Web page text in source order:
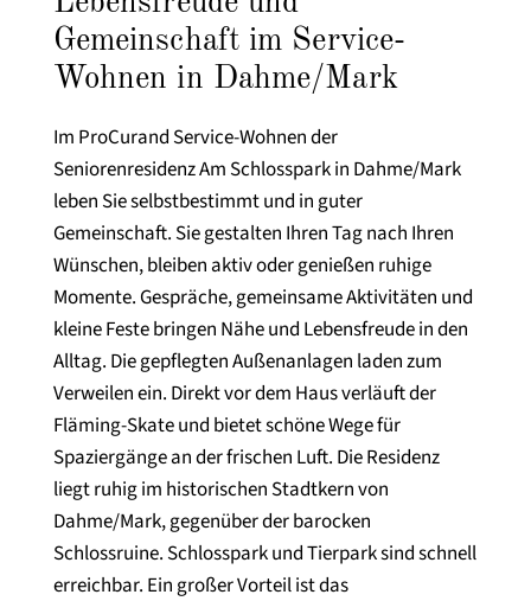
Gemeinschaft im Service-
Wohnen in Dahme/Mark
Im ProCurand Service-Wohnen der
Seniorenresidenz Am Schlosspark in Dahme/Mark
leben Sie selbstbestimmt und in guter
Gemeinschaft. Sie gestalten Ihren Tag nach Ihren
Wünschen, bleiben aktiv oder genießen ruhige
Momente. Gespräche, gemeinsame Aktivitäten und
kleine Feste bringen Nähe und Lebensfreude in den
Alltag. Die gepflegten Außenanlagen laden zum
Verweilen ein. Direkt vor dem Haus verläuft der
Fläming-Skate und bietet schöne Wege für
Spaziergänge an der frischen Luft. Die Residenz
liegt ruhig im historischen Stadtkern von
Dahme/Mark, gegenüber der barocken
Schlossruine. Schlosspark und Tierpark sind schnell
erreichbar. Ein großer Vorteil ist das